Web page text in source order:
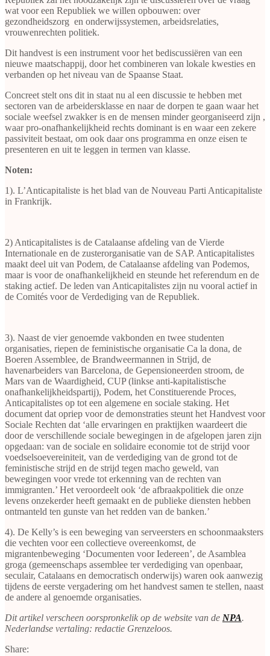
wat voor een Republiek we willen opbouwen: over
gezondheidszorg en onderwijssystemen, arbeidsrelaties,
vrouwenrechten politiek.
Dit handvest is een instrument voor het bediscussiëren van een
nieuwe maatschappij, door het combineren van lokale kwesties en
verbanden op het niveau van de Spaanse Staat.
Concreet stelt ons dit in staat nu al een discussie te hebben met
sectoren van de arbeidersklasse en naar de dorpen te gaan waar het
sociale weefsel zwakker is en de mensen minder georganiseerd zijn ,
waar pro-onafhankelijkheid rechts dominant is en waar een zekere
passiviteit bestaat, om ook daar ons programma en onze eisen te
presenteren en uit te leggen in termen van klasse.
Noten:
1). L’Anticapitaliste is het blad van de Nouveau Parti Anticapitaliste
in Frankrijk.
2) Anticapitalistes is de Catalaanse afdeling van de Vierde
Internationale en de zusterorganisatie van de SAP. Anticapitalistes
maakt deel uit van Podem, de Catalaanse afdeling van Podemos,
maar is voor de onafhankelijkheid en steunde het referendum en de
staking actief. De leden van Anticapitalistes zijn nu vooral actief in
de Comités voor de Verdediging van de Republiek.
3). Naast de vier genoemde vakbonden en twee studenten
organisaties, riepen de feministische organisatie Ca la dona, de
Boeren Assemblee, de Brandweermannen in Strijd, de
havenarbeiders van Barcelona, de Gepensioneerden stroom, de
Mars van de Waardigheid, CUP (linkse anti-kapitalistische
onafhankelijkheidspartij), Podem, het Constituerende Proces,
Anticapitalistes op tot een algemene en sociale staking. Het
document dat opriep voor de demonstraties steunt het Handvest voor
Sociale Rechten dat ‘alle ervaringen en praktijken waardeert die
door de verschillende sociale bewegingen in de afgelopen jaren zijn
opgedaan: van de sociale en solidaire economie tot de strijd voor
voedselsoevereiniteit, van de verdediging van de grond tot de
feministische strijd en de strijd tegen macho geweld, van
bewegingen voor vrede tot erkenning van de rechten van
immigranten.’ Het veroordeelt ook ‘de afbraakpolitiek die onze
levens onzekerder heeft gemaakt en de publieke diensten hebben
ontmanteld ten gunste van het redden van de banken.’
4). De Kelly’s is een beweging van serveersters en schoonmaaksters
die vechten voor een collectieve overeenkomst, de
migrantenbeweging ‘Documenten voor Iedereen’, de Asamblea
groga (gemeenschaps assemblee ter verdediging van openbaar,
seculair, Catalaans en democratisch onderwijs) waren ook aanwezig
tijdens de eerste vergadering om het handvest samen te stellen, naast
de andere al genoemde organisaties.
Dit artikel verscheen oorspronkelik op de website van de NPA.
Nederlandse vertaling: redactie Grenzeloos.
Share: